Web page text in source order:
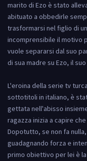
marito di Ezo è stato
abituato a obbedirle
trasformarsi nel figlio di
incomprensibile il motivo
vuole separarsi dal suo
di sua madre su Ezo, il
L'eroina della serie tv
sottotitoli in italiano, è
gettata nell'abisso
ragazza inizia a capire
Dopotutto, se non fa
guadagnando forza e
primo obiettivo per lei è